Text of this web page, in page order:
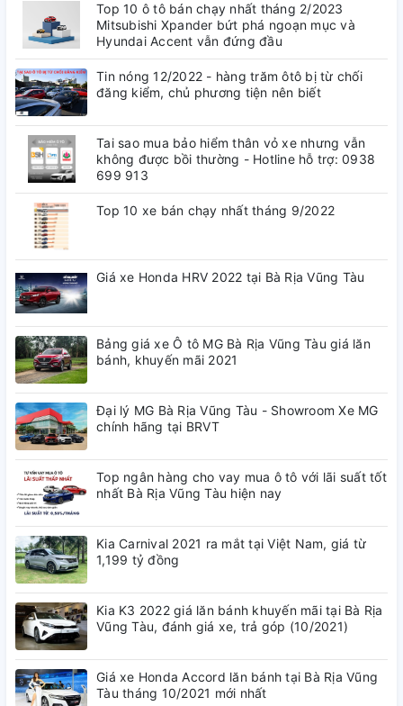
Top 10 ô tô bán chạy nhất tháng 2/2023
Mitsubishi Xpander bứt phá ngoạn mục và
Hyundai Accent vẫn đứng đầu
Tin nóng 12/2022 - hàng trăm ôtô bị từ chối
đăng kiểm, chủ phương tiện nên biết
Tai sao mua bảo hiểm thân vỏ xe nhưng vẫn
không được bồi thường - Hotline hỗ trợ: 0938
699 913
Top 10 xe bán chạy nhất tháng 9/2022
Giá xe Honda HRV 2022 tại Bà Rịa Vũng Tàu
Bảng giá xe Ô tô MG Bà Rịa Vũng Tàu giá lăn
bánh, khuyến mãi 2021
Đại lý MG Bà Rịa Vũng Tàu - Showroom Xe MG
chính hãng tại BRVT
Top ngân hàng cho vay mua ô tô với lãi suất tốt
nhất Bà Rịa Vũng Tàu hiện nay
Kia Carnival 2021 ra mắt tại Việt Nam, giá từ
1,199 tỷ đồng
Kia K3 2022 giá lăn bánh khuyến mãi tại Bà Rịa
Vũng Tàu, đánh giá xe, trả góp (10/2021)
Giá xe Honda Accord lăn bánh tại Bà Rịa Vũng
Tàu tháng 10/2021 mới nhất